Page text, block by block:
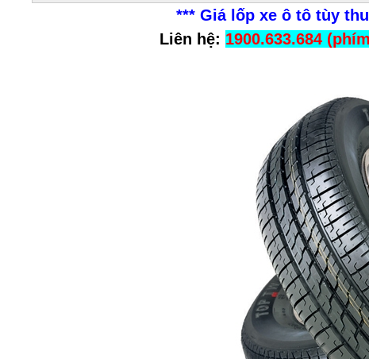
*** Giá lốp xe ô tô tùy
Liên hệ: 1900.633.684